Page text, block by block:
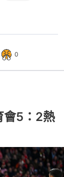
0
會5：2熱